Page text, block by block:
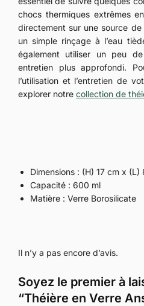
chocs thermiques extrêmes
directement sur une source
un simple rinçage à l’eau
également utiliser un peu
entretien plus approfondi.
l’utilisation et l’entretien de
explorer notre collection de
Dimensions : (H) 17 cm x
Capacité : 600 ml
Matière : Verre Borosilicate
Il n’y a pas encore d’avis.
Soyez le premier à
“Théière en Verre